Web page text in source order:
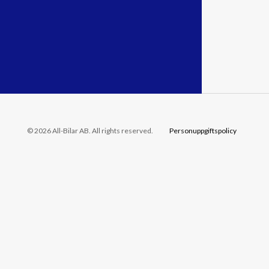
© 2026 All-Bilar AB. All rights reserved. Personuppgiftspolicy